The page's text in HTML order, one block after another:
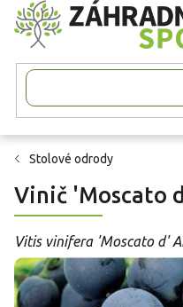
Prejsť
na
obsah
Stolové odrody
Vinič 'Moscato
Vitis vinifera 'Moscato d'